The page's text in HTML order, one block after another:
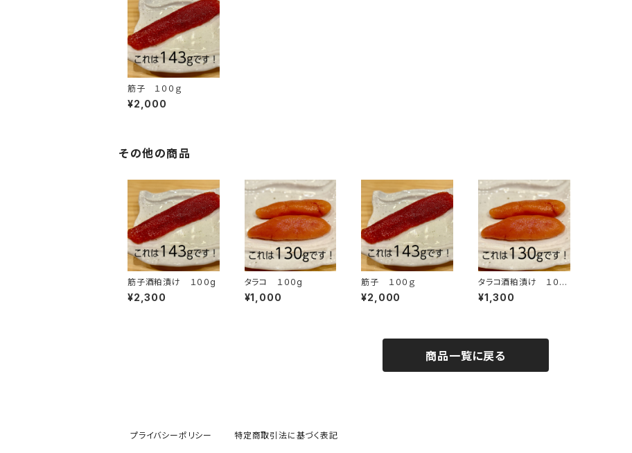
筋子 １００ｇ
¥2,000
その他の商品
筋子酒粕漬け １００g
¥2,300
タラコ １００g
¥1,000
筋子 １００ｇ
¥2,000
タラコ酒粕漬け １００
g
¥1,300
商品一覧に戻る
プライバシーポリシー 特定商取引法に基づく表記